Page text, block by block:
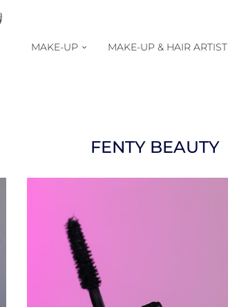
MAKE-UP MAKE-UP & HAIR ARTIST
FENTY BEAUTY